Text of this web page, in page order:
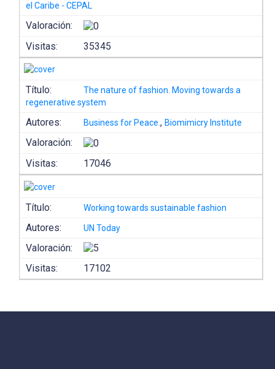
el Caribe - CEPAL
Valoración:
Visitas:
35345
Título:
The nature of fashion. Moving towards a
regenerative system
Autores: Business for Peace.,Biomimicry Institute
Valoración:
Visitas:
17046
Título: Working towards sustainable fashion
Autores: UN Today
Valoración:
Visitas:
17102